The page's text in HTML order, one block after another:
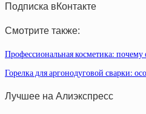
Подписка вКонтакте
Смотрите также:
Профессиональная косметика: почему
Горелка для аргонодуговой сварки:
Лучшее на Алиэкспресс